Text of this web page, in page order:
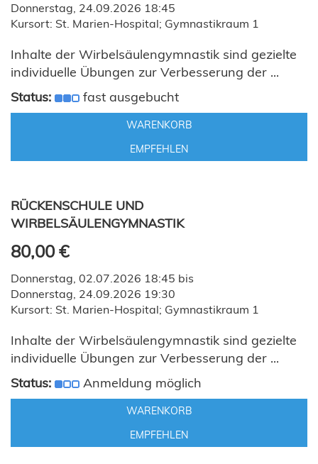
Donnerstag, 24.09.2026 18:45
Kursort: St. Marien-Hospital; Gymnastikraum 1
Inhalte der Wirbelsäulengymnastik sind gezielte
individuelle Übungen zur Verbesserung der ...
Status:
fast ausgebucht
WARENKORB
EMPFEHLEN
RÜCKENSCHULE UND
WIRBELSÄULENGYMNASTIK
80,00 €
Donnerstag, 02.07.2026 18:45 bis
Donnerstag, 24.09.2026 19:30
Kursort: St. Marien-Hospital; Gymnastikraum 1
Inhalte der Wirbelsäulengymnastik sind gezielte
individuelle Übungen zur Verbesserung der ...
Status:
Anmeldung möglich
WARENKORB
EMPFEHLEN